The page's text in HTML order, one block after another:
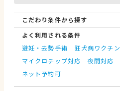
こだわり条件から探す
よく利用される条件
避妊・去勢手術
狂犬病ワクチン
マイクロチップ対応
夜間対応
ネット予約可